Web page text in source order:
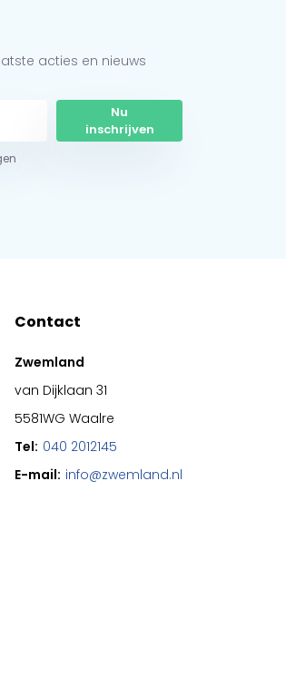
acties en nieuws
Nu
inschrijven
Contact
Zwemland
van Dijklaan 31
5581WG Waalre
Tel: 040 2012145
E-mail: info@zwemland.nl